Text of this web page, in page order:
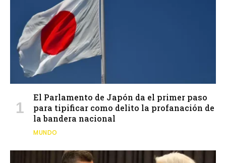
El Parlamento de Japón da el primer paso
para tipificar como delito la profanación de
la bandera nacional
MUNDO